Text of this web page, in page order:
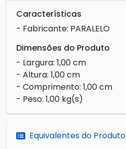
Características
- Fabricante: PARALELO
Dimensões do Produto
- Largura: 1,00 cm
- Altura: 1,00 cm
- Comprimento: 1,00 cm
- Peso: 1,00 kg(s)
Equivalentes do Produto